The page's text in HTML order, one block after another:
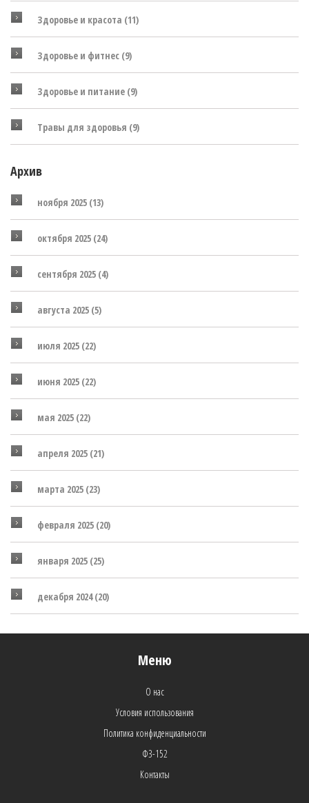
Здоровье и красота (11)
Здоровье и фитнес (9)
Здоровье и питание (9)
Травы для здоровья (9)
Архив
ноября 2025 (13)
октября 2025 (24)
сентября 2025 (4)
августа 2025 (5)
июля 2025 (22)
июня 2025 (22)
мая 2025 (22)
апреля 2025 (21)
марта 2025 (23)
февраля 2025 (20)
января 2025 (25)
декабря 2024(20)
Меню
О нас
Условия использования
Политика конфиденциальности
ФЗ-152
Контакты